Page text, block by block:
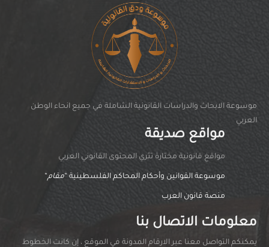
موسوعة الابحاث والدراسات القانونية الشاملة في جميع انحاء الوطن
العربي
مواقع صديقة
مواقغ قانونية مختارة تثري المحتوى القانوني العربي
موسوعة القوانين وأحكام المحاكم الفلسطينية “مقام“
منصة قانون العرب
معلومات الاتصال بنا
يمكنكم التواصل معنا عبر الارقام المدونة في الموقع ، إن كانت الخطوط